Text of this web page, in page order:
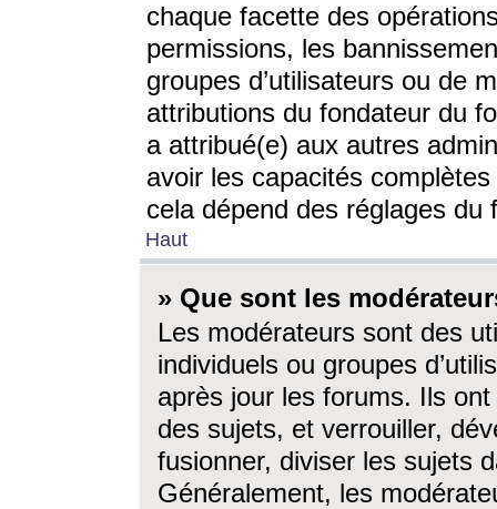
chaque facette des
permissions, les
groupes d’utilisateurs ou de
attributions du fondateur du
a attribué(e) aux autres
avoir les capacités
cela dépend des réglages du
Haut
» Que sont les
Les modérateurs sont des
individuels ou groupes
après jour les forums. Ils ont
des sujets, et verrouiller,
fusionner, diviser les sujets
Généralement, les